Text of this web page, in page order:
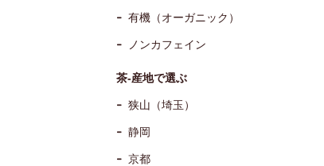
有機（オーガニック）
ノンカフェイン
茶-産地で選ぶ
狭山（埼玉）
静岡
京都